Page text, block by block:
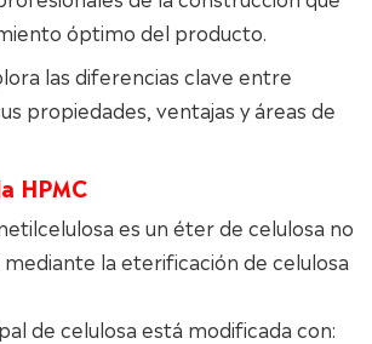
óptimo del producto.
las diferencias clave entre
propiedades, ventajas y áreas de
HPMC
es un éter de celulosa no
la eterificación de celulosa
de celulosa está modificada con: